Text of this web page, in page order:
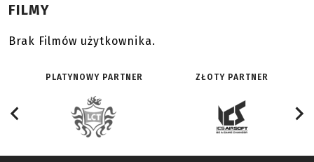
FILMY
Brak Filmów użytkownika.
PLATYNOWY PARTNER ZŁOTY PARTNER